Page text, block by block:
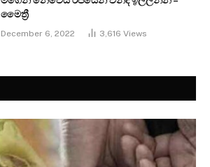
මෛත්‍රී
December 6, 2022 3,616 Views